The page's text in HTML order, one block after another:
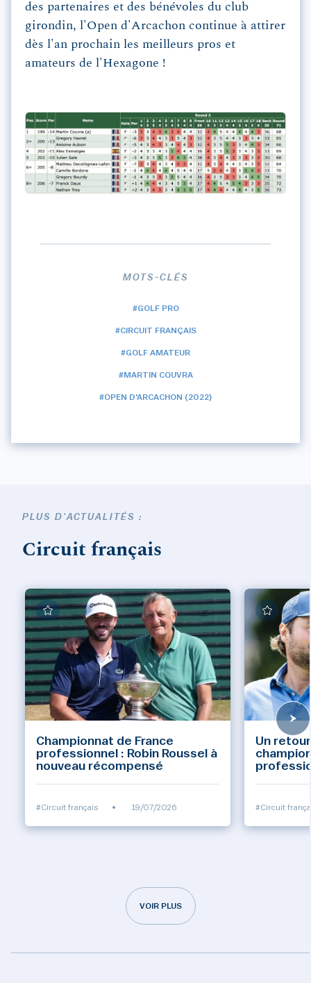
des partenaires et des bénévoles du club
girondin, l'Open d'Arcachon continue à attirer
dès l'an prochain les meilleurs pros et
amateurs de l'Hexagone !
MOTS-CLÉS
#GOLF PRO
#CIRCUIT FRANÇAIS
#GOLF AMATEUR
#MARTIN COUVRA
#OPEN D'ARCACHON (2022)
PLUS D'ACTUALITÉS :
Circuit français
Championnat de France
professionnel : Robin Roussel à
nouveau récompensé
#Circuit français • 19/07/2026
Un
#Circuit
VOIR PLUS